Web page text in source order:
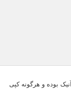
بوده و هرگونه کپی